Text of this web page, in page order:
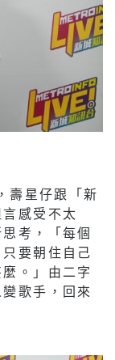
壽星仔跟「新
感受不太
考，「每個
要朝住自己
。」由二字
歌手，回來